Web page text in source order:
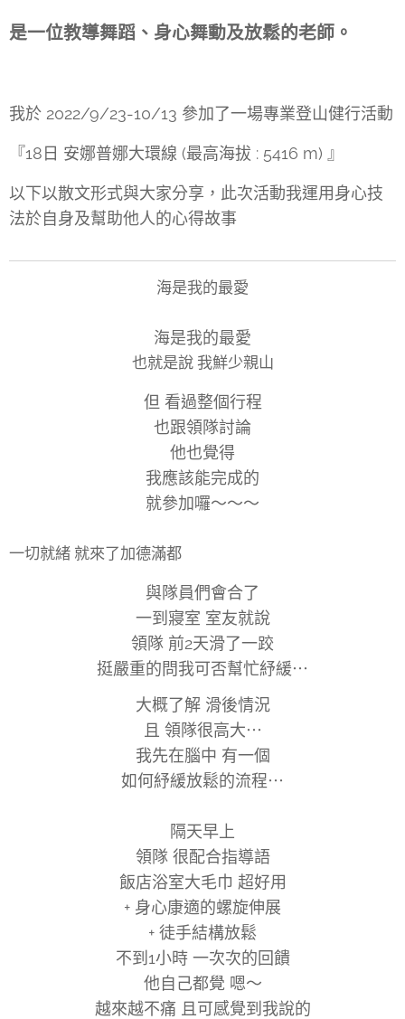
是一位教導舞蹈、身心舞動及放鬆的老師。
我於 2022/9/23-10/13 參加了一場專業登山健行活動
『18日 安娜普娜大環線 (最高海拔 : 5416 m) 』
以下以散文形式與大家分享，此次活動我運用身心技
法於自身及幫助他人的心得故事
海是我的最愛
海是我的最愛
也就是說 我鮮少親山
但 看過整個行程
也跟領隊討論
他也覺得
我應該能完成的
就參加囉～～～
一切就緒 就來了加德滿都
與隊員們會合了
一到寢室 室友就說
領隊 前2天滑了一跤
挺嚴重的問我可否幫忙紓緩⋯
大概了解 滑後情況
且 領隊很高大⋯
我先在腦中 有一個
如何紓緩放鬆的流程⋯
隔天早上
領隊 很配合指導語
飯店浴室大毛巾 超好用
+ 身心康適的螺旋伸展
+ 徒手結構放鬆
不到1小時 一次次的回饋
他自己都覺 嗯～
越來越不痛 且可感覺到 我說的